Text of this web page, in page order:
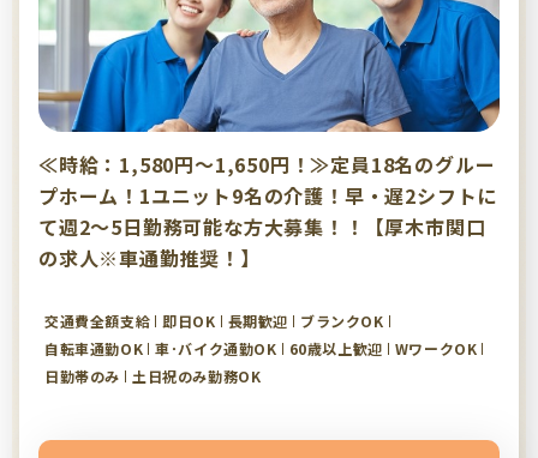
≪時給：1,580円～1,650円！≫定員18名のグルー
プホーム！1ユニット9名の介護！早・遅2シフトに
て週2～5日勤務可能な方大募集！！【厚木市関口
の求人※車通勤推奨！】
交通費全額支給 即日OK 長期歓迎
ブランクOK
自転車通勤OK
車･バイク通勤OK 60歳以上歓迎
WワークOK
日勤帯のみ
土日祝のみ勤務OK